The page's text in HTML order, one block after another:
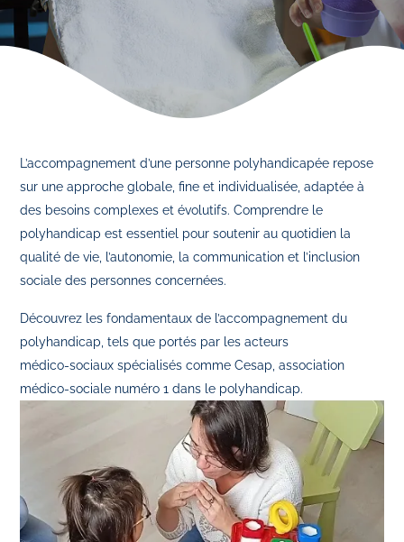
L’accompagnement d’une personne polyhandicapée repose
sur une approche globale, fine et individualisée, adaptée à
des besoins complexes et évolutifs. Comprendre le
polyhandicap est essentiel pour soutenir au quotidien la
qualité de vie, l’autonomie, la communication et l’inclusion
sociale des personnes concernées.
Découvrez les fondamentaux de l’accompagnement du
polyhandicap, tels que portés par les acteurs
médico‑sociaux spécialisés comme Cesap, association
médico-sociale numéro 1 dans le polyhandicap.